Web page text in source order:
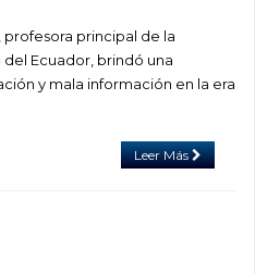
profesora principal de la
Ecuador, brindó una
y mala información en la era
Leer Más